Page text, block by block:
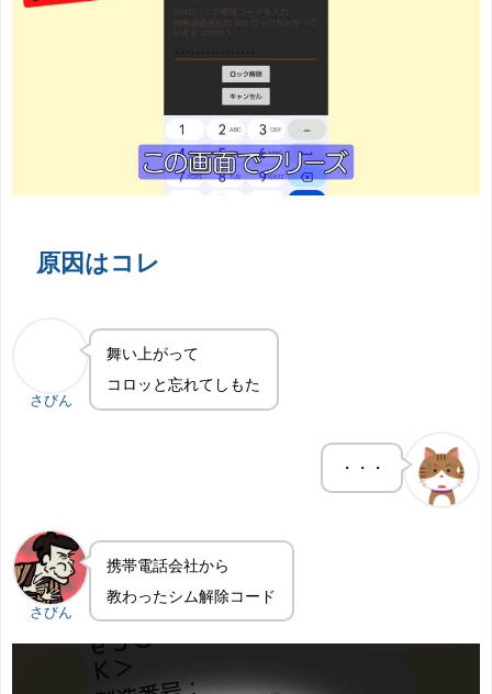
原因はコレ
さびん
舞い上がって
コロッと忘れてしもた
・・・
さびん
携帯電話会社から
教わったシム解除コード